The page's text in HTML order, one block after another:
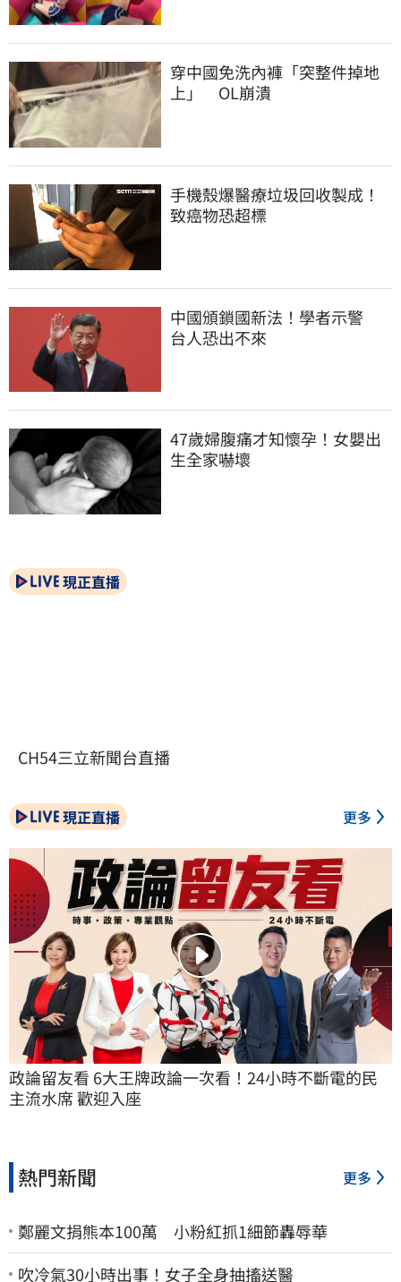
穿中國免洗內褲「突整件掉地
上」　OL崩潰
手機殼爆醫療垃圾回收製成！
致癌物恐超標
中國頒鎖國新法！學者示警
台人恐出不來
47歲婦腹痛才知懷孕！女嬰出
生全家嚇壞
現正直播
CH54三立新聞台直播
現正直播 更多
政論留友看 6大王牌政論一次看！24小時不斷電的民
主流水席 歡迎入座
熱門新聞 更多
鄭麗文捐熊本100萬 小粉紅抓1細節轟辱華
吹冷氣30小時出事！女子全身抽搐送醫